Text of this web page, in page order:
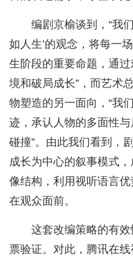
编剧京榆谈到，“我
如人生’的观念，将每一
生阶段的重要命题，通
境和破局成长”，而艺术
物塑造的另一面向，“我
迹，承认人物的多面性
碰撞”。由此我们看到，
成长为中心的叙事模式
像结构，利用视听语言
在观众面前。
这套改编策略的有
票验证。对此，腾讯在